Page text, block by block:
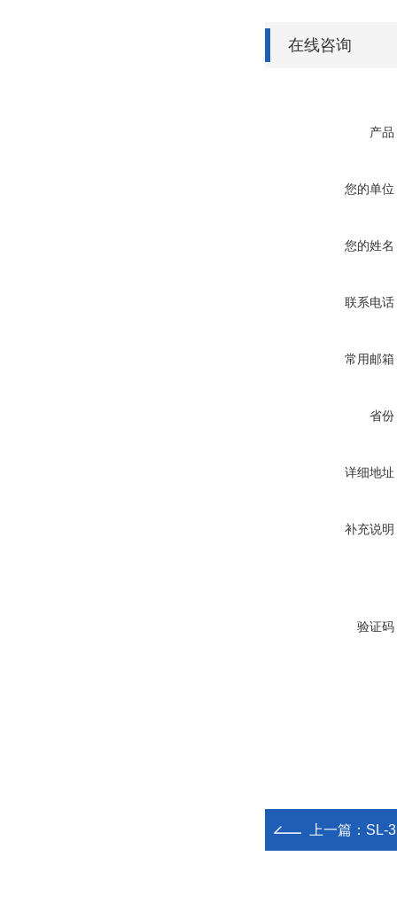
在线咨询
产品
您的单位
您的姓名
联系电话
常用邮箱
省份
详细地址
补充说明
验证码
上一篇： SL-